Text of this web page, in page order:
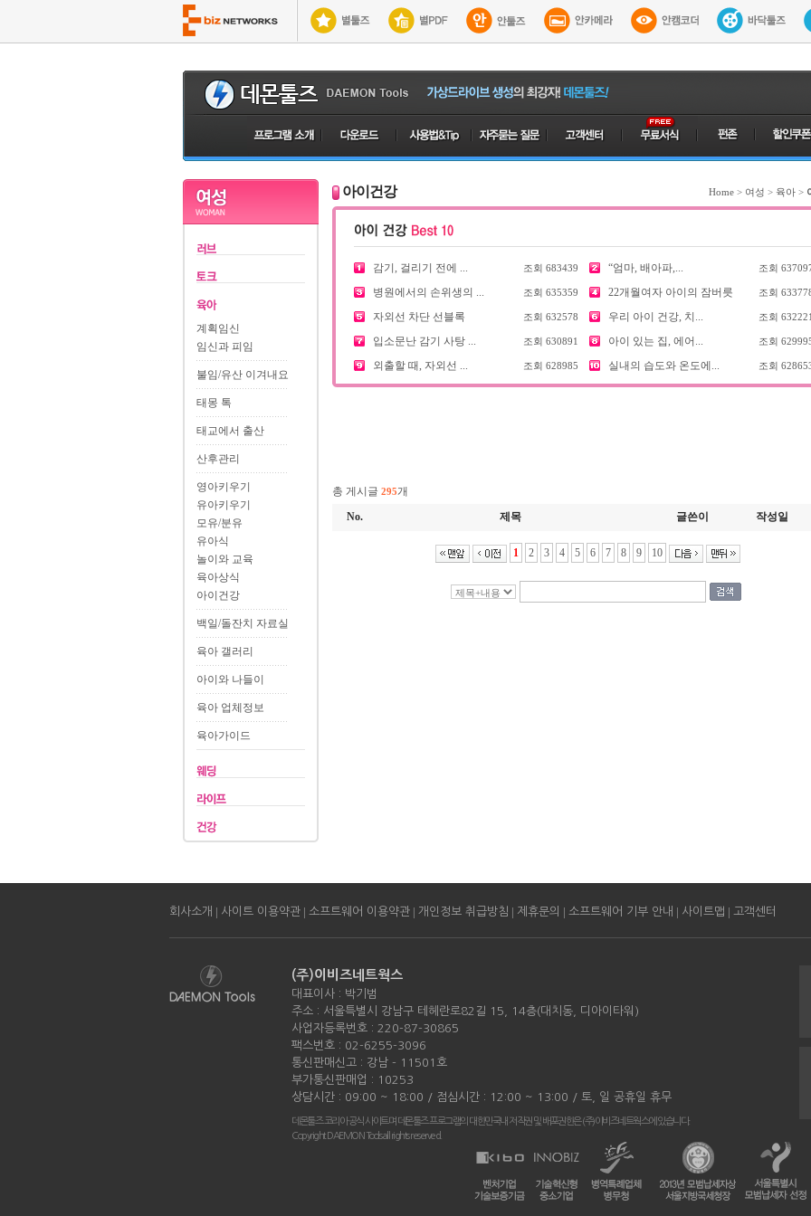
계획임신
임신과 피임
불임/유산 이겨내요
태몽 톡
태교에서 출산
산후관리
영아키우기
유아키우기
모유/분유
유아식
놀이와 교육
육아상식
아이건강
백일/돌잔치 자료실
육아 갤러리
아이와 나들이
육아 업체정보
육아가이드
아이건강 Home > 여성 > 육아 >
감기, 걸리기 전에 ... 조회 683439 “엄마, 배아파,... 조회
병원에서의 손위생의 ... 조회 635359 22개월여자 아이의 잠버릇 조회
자외선 차단 선블록 조회 632578 우리 아이 건강, 치... 조회
입소문난 감기 사탕 ... 조회 630891 아이 있는 집, 에어... 조회
외출할 때, 자외선 ... 조회 628985 실내의 습도와 온도에... 조회
총 게시글 295개
No.
제목 글쓴이 작성일
1 2 3 4 5 6 7 8 9 10
회사소개 | 사이트 이용약관 | 소프트웨어 이용약관 | 개인정보 취급방침 | 제휴문의 | 소프트웨어 기부 안내 | 사이트맵 | 고객센터
(주)이비즈네트웍스
대표이사 : 박기범
주소 : 서울특별시 강남구 테헤란로82길 15, 14층(대치동, 디아이타워)
사업자등록번호 : 220-87-30865
팩스번호 : 02-6255-3096
통신판매신고 : 강남 - 11501호
부가통신판매업 : 10253
상담시간 : 09:00 ~ 18:00 / 점심시간 : 12:00 ~ 13:00 / 토, 일 공휴일 휴무
데몬툴즈 코리아 공식 사이트며 데몬툴즈 프로그램의 대한민국내 저작권 및 배포권한은 (주)이비즈네트웍스에 있습니다.
Copyright DAEMON Tools all rights reserved.